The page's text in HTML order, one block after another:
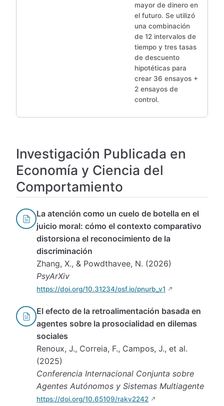
mayor de dinero en
el futuro. Se utilizó
una combinación
de 12 intervalos de
tiempo y tres tasas
de descuento
hipotéticas para
crear 36 ensayos +
2 ensayos de
control.
Investigación Publicada en
Economía y Ciencia del
Comportamiento
La atención como un cuelo de botella en el
juicio moral: cómo el contexto comparativo
distorsiona el reconocimiento de la
discriminación
Zhang, X., & Powdthavee, N. (2026)
PsyArXiv
https://doi.org/10.31234/osf.io/pnurb_v1
El efecto de la retroalimentación basada en
agentes sobre la prosocialidad en dilemas
sociales
Renoux, J., Correia, F., Campos, J., et al.
(2025)
Conferencia Internacional Conjunta sobre
Agentes Autónomos y Sistemas Multiagente
https://doi.org/10.65109/rakv2242